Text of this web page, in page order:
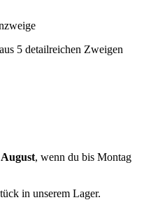
5 detailreichen Zweigen
, wenn du bis Montag
in unserem Lager.